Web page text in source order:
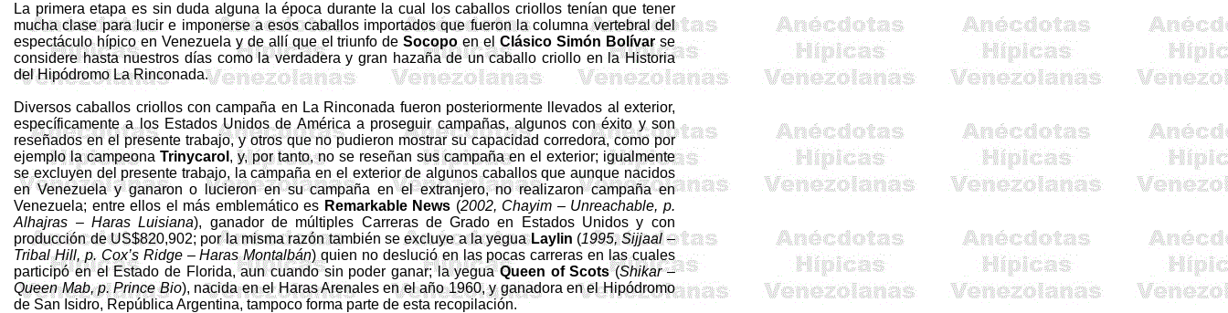
La primera etapa es sin duda alguna la época durante la cual los caballos criollos tenían que tener
mucha clase para lucir e imponerse a esos caballos importados que fueron la columna vertebral del
espectáculo hípico en Venezuela y de allí que el triunfo deSocopoen elClásico Simón Bolívarse
considere hasta nuestros días como la verdadera y gran hazaña de un caballo criollo en la Historia
del Hipódromo La Rinconada.
Diversos caballos criollos con campaña en La Rinconada fueron posteriormente llevados al exterior,
específicamente a los Estados Unidos de América a proseguir campañas, algunos con éxito y son
reseñados en el presente trabajo, y otros que no pudieron mostrar su capacidad corredora, como por
ejemplo la campeonaTrinycarol , y, por tanto, no se reseñan sus campaña en el exterior; igualmente
se excluyen del presente trabajo, la campaña en el exterior de algunos caballos que aunque nacidos
en Venezuela y ganaron o lucieron en su campaña en el extranjero, no realizaron campaña en
Venezuela; entre ellos el más emblemático es RemarkableNews (2002, Chayim – Unreachable, p.
Alhajras – Haras Luisiana), ganador de múltiples Carreras de Grado en Estados Unidos y con
producción de US$820,902; por la misma razón también se excluye a la yeguaLaylin (1995,Sijjaal–
Tribal Hill, p.Cox’sRidge – Haras Montalbán) quien no deslució en las pocas carreras en las cuales
participó en el Estado de Florida, aun cuando sin poder ganar; la yeguaQueen ofScots(Shikar–
QueenMab, p. PrinceBio), nacida en el Haras Arenales en el año 1960, y ganadora en el Hipódromo
de San Isidro, República Argentina, tampoco forma parte de esta recopilación.